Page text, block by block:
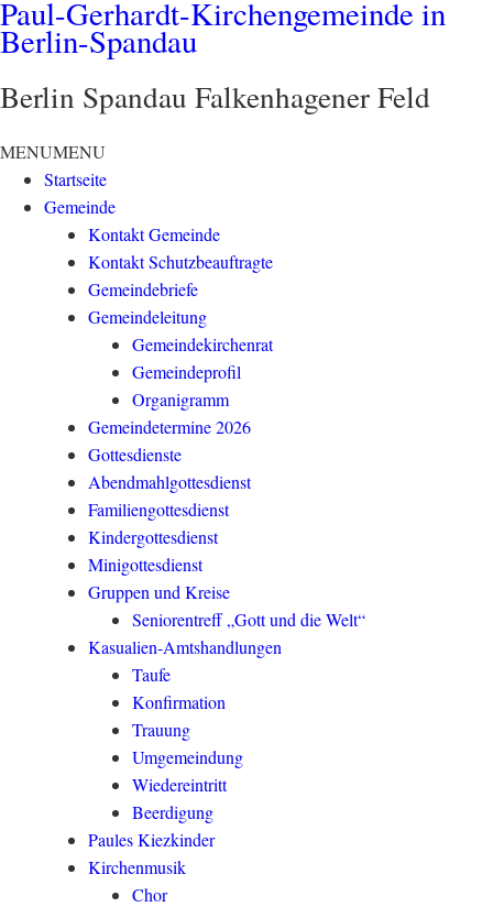
Paul-Gerhardt-Kirchengemeinde in
Berlin-Spandau
Berlin Spandau Falkenhagener Feld
MENUMENU
Startseite
Gemeinde
Kontakt Gemeinde
Kontakt Schutzbeauftragte
Gemeindebriefe
Gemeindeleitung
Gemeindekirchenrat
Gemeindeprofil
Organigramm
Gemeindetermine 2026
Gottesdienste
Abendmahlgottesdienst
Familiengottesdienst
Kindergottesdienst
Minigottesdienst
Gruppen und Kreise
Seniorentreff „Gott und die Welt“
Kasualien-Amtshandlungen
Taufe
Konfirmation
Trauung
Umgemeindung
Wiedereintritt
Beerdigung
Paules Kiezkinder
Kirchenmusik
Chor